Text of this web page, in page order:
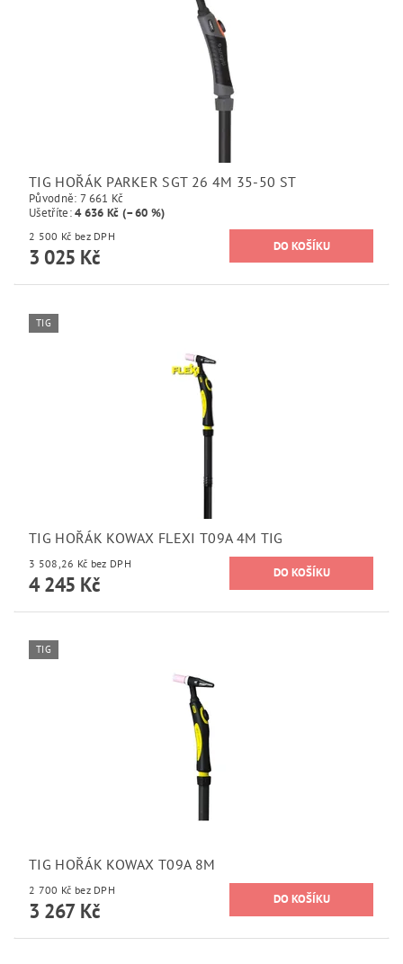
TIG HOŘÁK PARKER SGT 26 4M 35-50 ST
Původně: 7 661 Kč
Ušetříte:4 636 Kč (–60 %)
2 500 Kč bez DPH
3 025 Kč
TIG
TIG HOŘÁK KOWAX FLEXI T09A 4M TIG
3 508,26 Kč bez DPH
4 245 Kč
TIG
TIG HOŘÁK KOWAX T09A 8M
2 700 Kč bez DPH
3 267 Kč